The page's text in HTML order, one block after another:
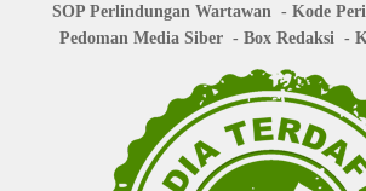
SOP Perlindungan Wartawan
Kode
Pedoman Media Siber
Box Redaksi